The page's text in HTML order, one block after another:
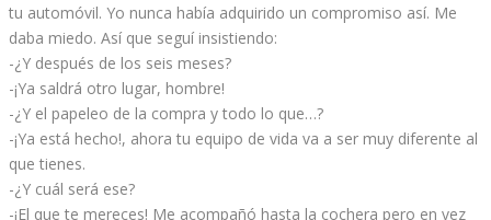
tu automóvil. Yo nunca había adquirido un compromiso así. Me
daba miedo. Así que seguí insistiendo:
-¿Y después de los seis meses?
-¡Ya saldrá otro lugar, hombre!
-¿Y el papeleo de la compra y todo lo que…?
-¡Ya está hecho!, ahora tu equipo de vida va a ser muy diferente al
que tienes.
-¿Y cuál será ese?
-¡El que te mereces! Me acompañó hasta la cochera pero en vez